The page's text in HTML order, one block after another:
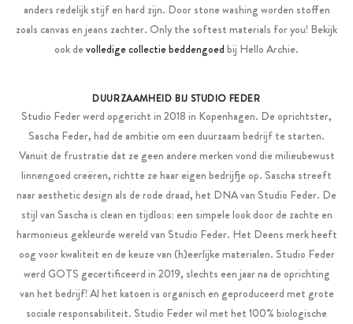
anders redelijk stijf en hard zijn. Door stone washing worden stoffen
zoals canvas en jeans zachter. Only the softest materials for you! Bekijk
ook devolledige collectie beddengoed bij Hello Archie.
DUURZAAMHEID BIJ STUDIO FEDER
Studio Feder werd opgericht in 2018 in Kopenhagen. De oprichtster,
Sascha Feder, had de ambitie om een duurzaam bedrijf te starten.
Vanuit de frustratie dat ze geen andere merken vond die milieubewust
linnengoed creëren, richtte ze haar eigen bedrijfje op. Sascha streeft
naar aesthetic design als de rode draad, het DNA van Studio Feder. De
stijl van Sascha is clean en tijdloos: een simpele look door de zachte en
harmonieus gekleurde wereld van Studio Feder. Het Deens merk heeft
oog voor kwaliteit en de keuze van (h)eerlijke materialen. Studio Feder
werd GOTS gecertificeerd in 2019, slechts een jaar na de oprichting
van het bedrijf! Al het katoen is organisch en geproduceerd met grote
sociale responsabiliteit. Studio Feder wil met het 100% biologische